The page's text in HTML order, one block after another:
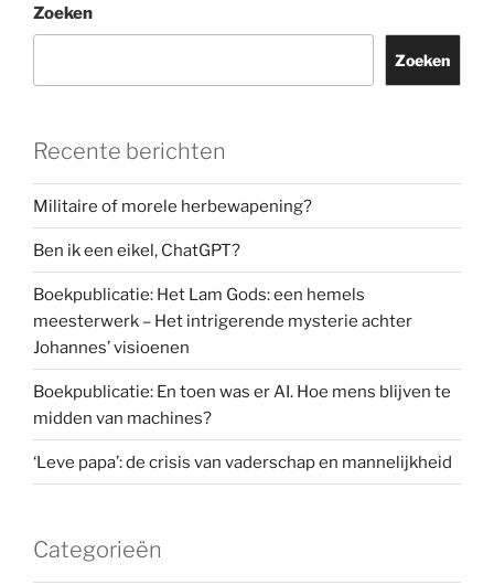
Zoeken
Zoeken
Recente berichten
Militaire of morele herbewapening?
Ben ik een eikel, ChatGPT?
Boekpublicatie: Het Lam Gods: een hemels
meesterwerk – Het intrigerende mysterie achter
Johannes’ visioenen
Boekpublicatie: En toen was er AI. Hoe mens blijven te
midden van machines?
‘Leve papa’: de crisis van vaderschap en mannelijkheid
Categorieën